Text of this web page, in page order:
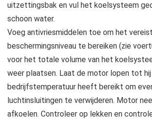
uitzettingsbak en vul het koelsysteem
schoon water.
Voeg antivriesmiddelen toe om het
beschermingsniveau te bereiken (zie
voor het totale volume van het
weer plaatsen. Laat de motor lopen tot hij
bedrijfstemperatuur heeft bereikt om
luchtinsluitingen te verwijderen. Motor
afkoelen. Controleer op lekken en